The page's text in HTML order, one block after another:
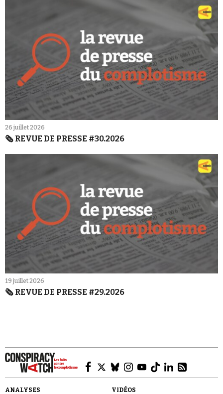
26 juillet 2026
🗞️ REVUE DE PRESSE #30.2026
19 juillet 2026
🗞️ REVUE DE PRESSE #29.2026
ANALYSES VIDÉOS